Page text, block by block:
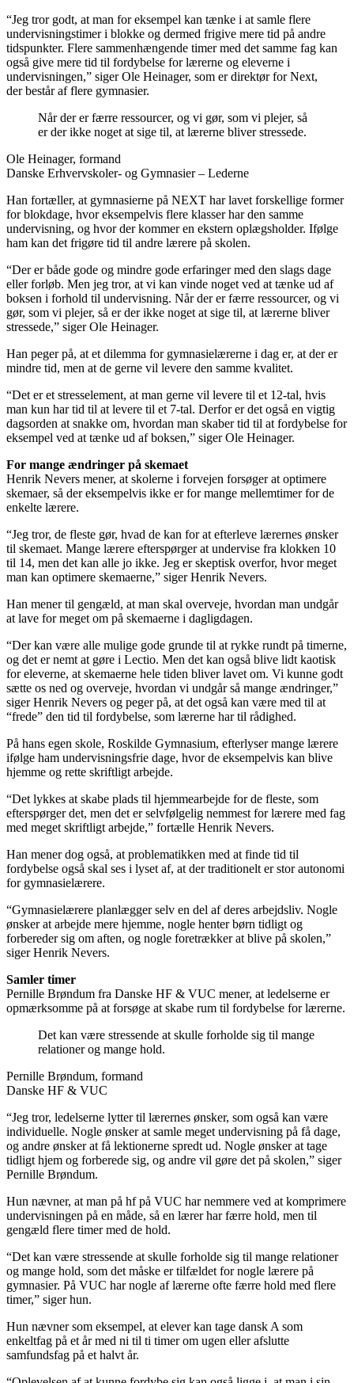
“Jeg tror godt, at man for eksempel kan tænke i at samle flere
undervisningstimer i blokke og dermed frigive mere tid på andre
tidspunkter. Flere sammenhængende timer med det samme fag kan
også give mere tid til fordybelse for lærerne og eleverne i
undervisningen,” siger Ole Heinager, som er direktør for Next,
der består af flere gymnasier.
Når der er færre ressourcer, og vi gør, som vi plejer, så
er der ikke noget at sige til, at lærerne bliver stressede.
Ole Heinager, formand
Danske Erhvervskoler- og Gymnasier – Lederne
Han fortæller, at gymnasierne på NEXT har lavet forskellige former
for blokdage, hvor eksempelvis flere klasser har den samme
undervisning, og hvor der kommer en ekstern oplægsholder. Ifølge
ham kan det frigøre tid til andre lærere på skolen.
“Der er både gode og mindre gode erfaringer med den slags dage
eller forløb. Men jeg tror, at vi kan vinde noget ved at tænke ud af
boksen i forhold til undervisning. Når der er færre ressourcer, og vi
gør, som vi plejer, så er der ikke noget at sige til, at lærerne bliver
stressede,” siger Ole Heinager.
Han peger på, at et dilemma for gymnasielærerne i dag er, at der er
mindre tid, men at de gerne vil levere den samme kvalitet.
“Det er et stresselement, at man gerne vil levere til et 12-tal, hvis
man kun har tid til at levere til et 7-tal. Derfor er det også en vigtig
dagsorden at snakke om, hvordan man skaber tid til at fordybelse for
eksempel ved at tænke ud af boksen,” siger Ole Heinager.
For mange ændringer på skemaet
Henrik Nevers mener, at skolerne i forvejen forsøger at optimere
skemaer, så der eksempelvis ikke er for mange mellemtimer for de
enkelte lærere.
“Jeg tror, de fleste gør, hvad de kan for at efterleve lærernes ønsker
til skemaet. Mange lærere efterspørger at undervise fra klokken 10
til 14, men det kan alle jo ikke. Jeg er skeptisk overfor, hvor meget
man kan optimere skemaerne,” siger Henrik Nevers.
Han mener til gengæld, at man skal overveje, hvordan man undgår
at lave for meget om på skemaerne i dagligdagen.
“Der kan være alle mulige gode grunde til at rykke rundt på timerne,
og det er nemt at gøre i Lectio. Men det kan også blive lidt kaotisk
for eleverne, at skemaerne hele tiden bliver lavet om. Vi kunne godt
sætte os ned og overveje, hvordan vi undgår så mange ændringer,”
siger Henrik Nevers og peger på, at det også kan være med til at
“frede” den tid til fordybelse, som lærerne har til rådighed.
På hans egen skole, Roskilde Gymnasium, efterlyser mange lærere
ifølge ham undervisningsfrie dage, hvor de eksempelvis kan blive
hjemme og rette skriftligt arbejde.
“Det lykkes at skabe plads til hjemmearbejde for de fleste, som
efterspørger det, men det er selvfølgelig nemmest for lærere med fag
med meget skriftligt arbejde,” fortælle Henrik Nevers.
Han mener dog også, at problematikken med at finde tid til
fordybelse også skal ses i lyset af, at der traditionelt er stor autonomi
for gymnasielærere.
“Gymnasielærere planlægger selv en del af deres arbejdsliv. Nogle
ønsker at arbejde mere hjemme, nogle henter børn tidligt og
forbereder sig om aften, og nogle foretrækker at blive på skolen,”
siger Henrik Nevers.
Samler timer
Pernille Brøndum fra Danske HF & VUC mener, at ledelserne er
opmærksomme på at forsøge at skabe rum til fordybelse for lærerne.
Det kan være stressende at skulle forholde sig til mange
relationer og mange hold.
Pernille Brøndum, formand
Danske HF & VUC
“Jeg tror, ledelserne lytter til lærernes ønsker, som også kan være
individuelle. Nogle ønsker at samle meget undervisning på få dage,
og andre ønsker at få lektionerne spredt ud. Nogle ønsker at tage
tidligt hjem og forberede sig, og andre vil gøre det på skolen,” siger
Pernille Brøndum.
Hun nævner, at man på hf på VUC har nemmere ved at komprimere
undervisningen på en måde, så en lærer har færre hold, men til
gengæld flere timer med de hold.
“Det kan være stressende at skulle forholde sig til mange relationer
og mange hold, som det måske er tilfældet for nogle lærere på
gymnasier. På VUC har nogle af lærerne ofte færre hold med flere
timer,” siger hun.
Hun nævner som eksempel, at elever kan tage dansk A som
enkeltfag på et år med ni til ti timer om ugen eller afslutte
samfundsfag på et halvt år.